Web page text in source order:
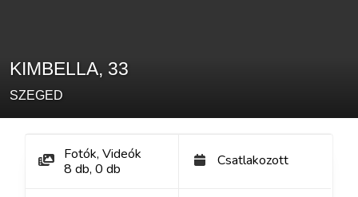
KIMBELLA, 33
SZEGED
Fotók, Videók
8 db, 0 db Csatlakozott